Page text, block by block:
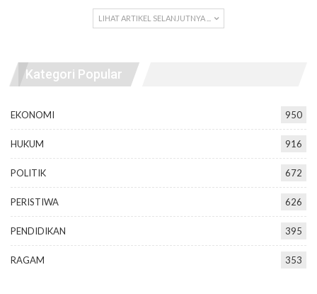
LIHAT ARTIKEL SELANJUTNYA ...
Kategori Popular
EKONOMI 950
HUKUM 916
POLITIK 672
PERISTIWA 626
PENDIDIKAN 395
RAGAM 353